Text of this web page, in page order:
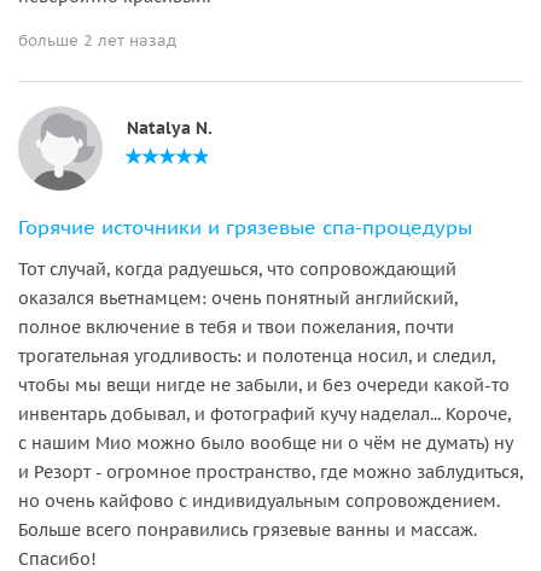
больше 2 лет назад
Natalya N.
Горячие источники и грязевые спа-процедуры
Тот случай, когда радуешься, что сопровождающий
оказался вьетнамцем: очень понятный английский,
полное включение в тебя и твои пожелания, почти
трогательная угодливость: и полотенца носил, и следил,
чтобы мы вещи нигде не забыли, и без очереди какой-то
инвентарь добывал, и фотографий кучу наделал... Короче,
с нашим Мио можно было вообще ни о чём не думать) ну
и Резорт - огромное пространство, где можно заблудиться,
но очень кайфово с индивидуальным сопровождением.
Больше всего понравились грязевые ванны и массаж.
Спасибо!